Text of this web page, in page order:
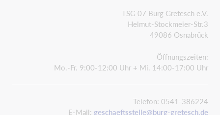
TSG 07 Burg Gretesch e.V.
Helmut-Stockmeier-Str.3
49086 Osnabrück
Öffnungszeiten:
Mo.-Fr. 9:00-12:00 Uhr + Mi. 14:00-17:00 Uhr
Telefon: 0541-386224
E-Mail: geschaeftsstelle@burg-gretesch.de